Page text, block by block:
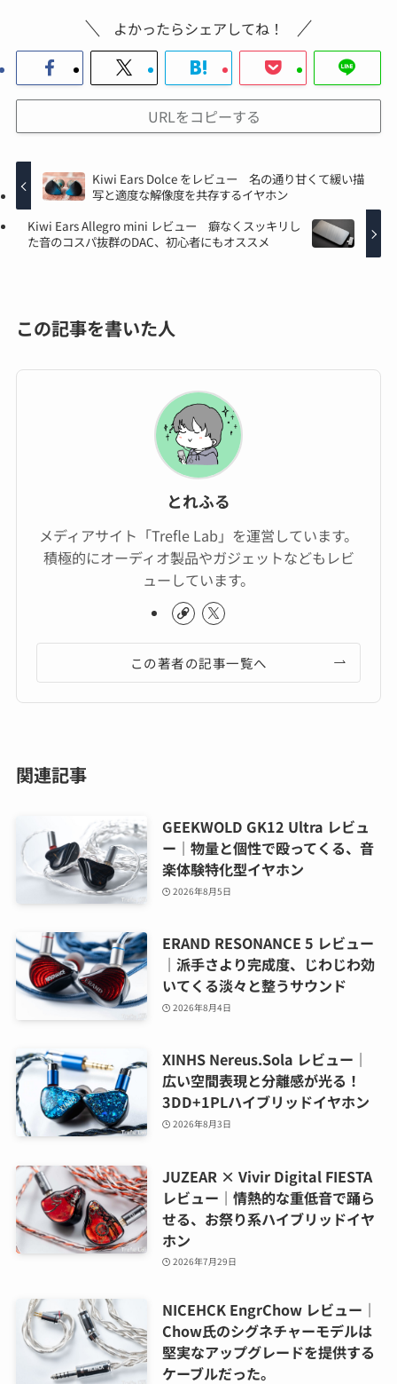
よかったらシェアしてね！
URLをコピーする
Kiwi Ears Dolce をレビュー 名の通り甘くて緩い描
写と適度な解像度を共存するイヤホン
Kiwi Ears Allegro mini レビュー 癖なくスッキリし
た音のコスパ抜群のDAC、初心者にもオススメ
この記事を書いた人
とれふる
メディアサイト「Trefle Lab」を運営しています。
積極的にオーディオ製品やガジェットなどもレビ
ューしています。
この著者の記事一覧へ
関連記事
GEEKWOLD GK12 Ultra レビュ
ー｜物量と個性で殴ってくる、音
楽体験特化型イヤホン
2026年8月5日
ERAND RESONANCE 5 レビュー
｜派手さより完成度、じわじわ効
いてくる淡々と整うサウンド
2026年8月4日
XINHS Nereus.Sola レビュー｜
広い空間表現と分離感が光る！
3DD+1PLハイブリッドイヤホン
2026年8月3日
JUZEAR × Vivir Digital FIESTA
レビュー｜情熱的な重低音で踊ら
せる、お祭り系ハイブリッドイヤ
ホン
2026年7月29日
NICEHCK EngrChow レビュー｜
Chow氏のシグネチャーモデルは
堅実なアップグレードを提供する
ケーブルだった。